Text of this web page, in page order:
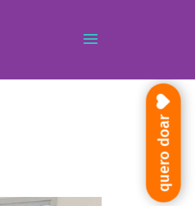
quero doar